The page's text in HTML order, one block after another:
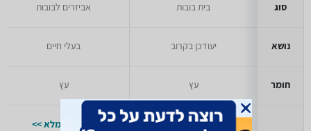
סוג
נושא
חומר
בית בובות
יעודכן בקרוב
עץ
למפרט המלא >>
אביזרים לבובות
בעלי חיים
עץ
למפרט המלא >>